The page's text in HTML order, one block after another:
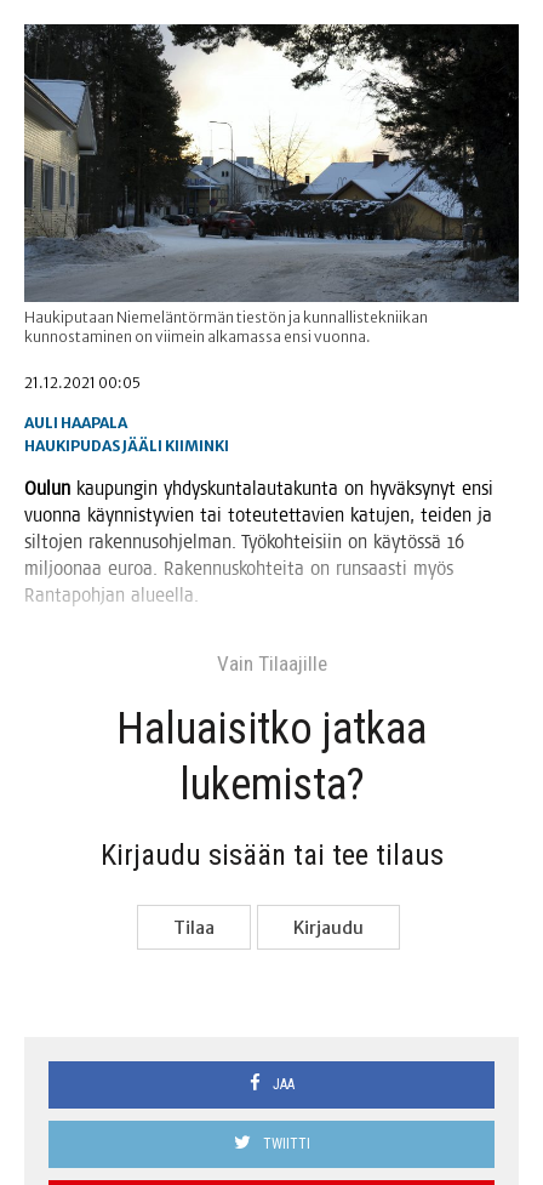
Haukiputaan Niemeläntörmän tiestön ja kunnallistekniikan
kunnostaminen on viimein alkamassa ensi vuonna.
21.12.2021 00:05
AULI HAAPALA
HAUKIPUDASJÄÄLI KIIMINKI
Oulun kau­pun­gin yhdys­kun­ta­lau­ta­kun­ta on hyväk­sy­nyt ensi
vuon­na käyn­nis­ty­vien tai toteu­tet­ta­vien katu­jen, tei­den ja
sil­to­jen raken­nus­oh­jel­man. Työ­koh­tei­siin on käy­tös­sä 16
mil­joo­naa euroa. Raken­nus­koh­tei­ta on run­saas­ti myös
Ran­ta­poh­jan alueella.
Vain Tilaa­jil­le
Haluai­sit­ko jat­kaa
lukemista?
Kir­jau­du sisään tai tee tilaus
Tilaa Kir­jau­du
JAA
TWIITTI